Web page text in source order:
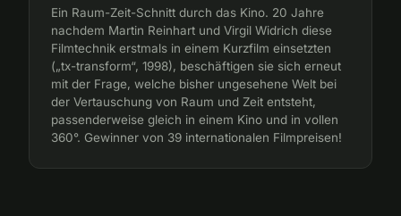
Ein Raum-Zeit-Schnitt durch das Kino. 20 Jahre
nachdem Martin Reinhart und Virgil Widrich diese
Filmtechnik erstmals in einem Kurzfilm einsetzten
(„tx-transform“, 1998), beschäftigen sie sich erneut
mit der Frage, welche bisher ungesehene Welt bei
der Vertauschung von Raum und Zeit entsteht,
passenderweise gleich in einem Kino und in vollen
360°. Gewinner von 39 internationalen Filmpreisen!